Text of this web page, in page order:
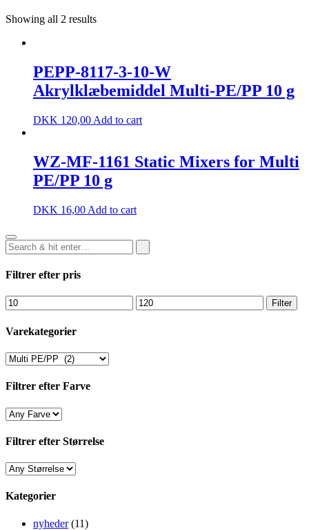
Showing all 2 results
PEPP-8117-3-10-W
Akrylklæbemiddel Multi-PE/PP 10 g
DKK 120,00 Add to cart
WZ-MF-1161 Static Mixers for Multi
PE/PP 10 g
DKK 16,00 Add to cart
Filtrer efter pris
Filter
Varekategorier
Filtrer efter Farve
Filtrer efter Størrelse
Kategorier
nyheder(11)